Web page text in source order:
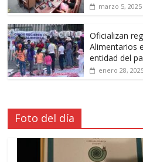
marzo 5, 2025
Oficializan
Alimentarios
entidad del
enero 28,
Foto del día